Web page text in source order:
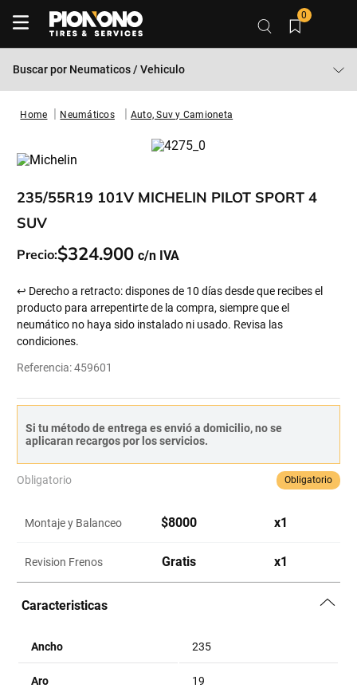
0
Buscar por Neumaticos / Vehiculo
Neumáticos Auto, Suv y Camioneta
235/55R19 101V MICHELIN PILOT SPORT 4
SUV
Precio:$324.900
↩ Derecho a retracto: dispones de 10 días desde que recibes el
producto para arrepentirte de la compra, siempre que el
neumático no haya sido instalado ni usado. Revisa las
condiciones.
Referencia:459601
Si tu método de entrega es envió a domicilio, no se
aplicaran recargos por los servicios.
Obligatorio Obligatorio
Montaje y Balanceo $8000 x1
Revision Frenos Gratis x1
Caracteristicas
Ancho 235
Aro 19